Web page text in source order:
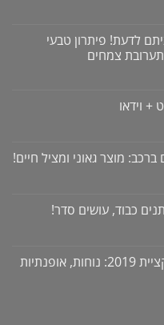
לדעת! פיתרון טבעי
תערובת צמחים
מוצר גאוני ומציל חיים!
כבוד, עושים סדר!
שמלות מקסי לנשים – קולקציית 2019: נוחות, אופנתיות